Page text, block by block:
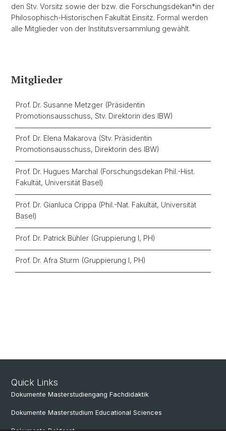
den Stv. Vorsitz sowie der bzw. die Forschungsdekan*in der
Philosophisch-Historischen Fakultät Einsitz. Formal werden
alle Mitglieder von der Institutsversammlung gewählt.
Mitglieder
Prof. Dr. Susanne Metzger (Präsidentin
Promotionsausschuss, Stv. Direktorin des IBW)
Prof. Dr. Elena Makarova (Stv. Präsidentin
Promotionsausschuss, Direktorin des IBW)
Prof. Dr. Hugues Marchal (Forschungsdekan Phil.-Hist.
Fakultät, Universität Basel)
Prof. Dr. Gianluca Crippa (Phil.-Nat. Fakultät, Universität
Basel)
Prof. Dr. Patrick Bühler (Gruppierung I, PH)
Prof. Dr. Afra Sturm (Gruppierung I, PH)
Quick Links
Dokumente Masterstudiengang Fachdidaktik
Dokumente Masterstudium Educational Sciences